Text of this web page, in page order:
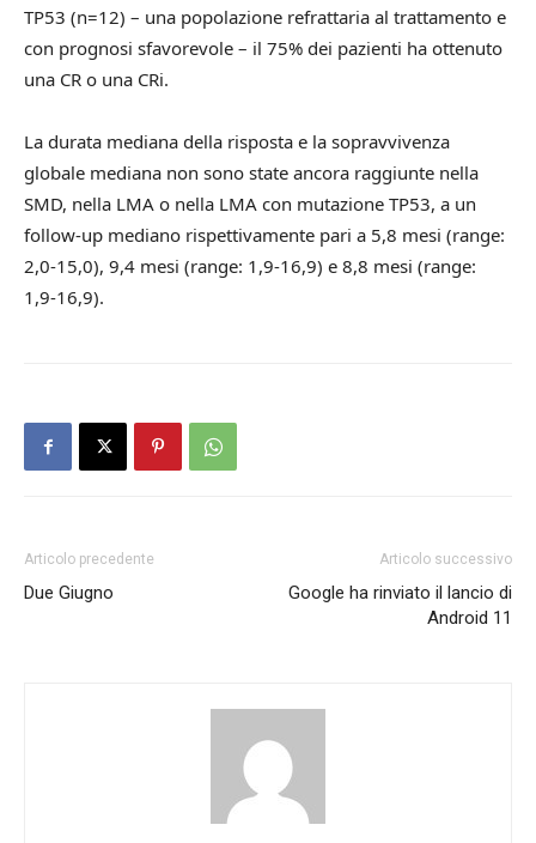
TP53 (n=12) – una popolazione refrattaria al trattamento e
con prognosi sfavorevole – il 75% dei pazienti ha ottenuto
una CR o una CRi.
La durata mediana della risposta e la sopravvivenza
globale mediana non sono state ancora raggiunte nella
SMD, nella LMA o nella LMA con mutazione TP53, a un
follow-up mediano rispettivamente pari a 5,8 mesi (range:
2,0-15,0), 9,4 mesi (range: 1,9-16,9) e 8,8 mesi (range:
1,9-16,9).
Articolo precedente
Due Giugno
Articolo successivo
Google ha rinviato il lancio di
Android 11